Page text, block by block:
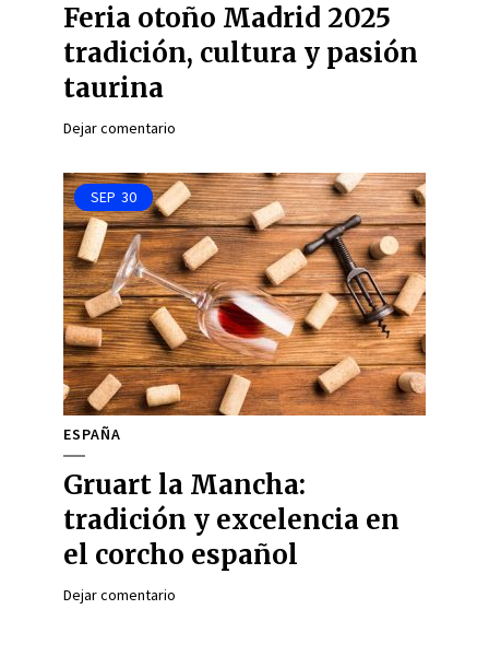
Feria otoño Madrid 2025
tradición, cultura y pasión
taurina
Dejar comentario
SEP 30
ESPAÑA
Gruart la Mancha:
tradición y excelencia en
el corcho español
Dejar comentario